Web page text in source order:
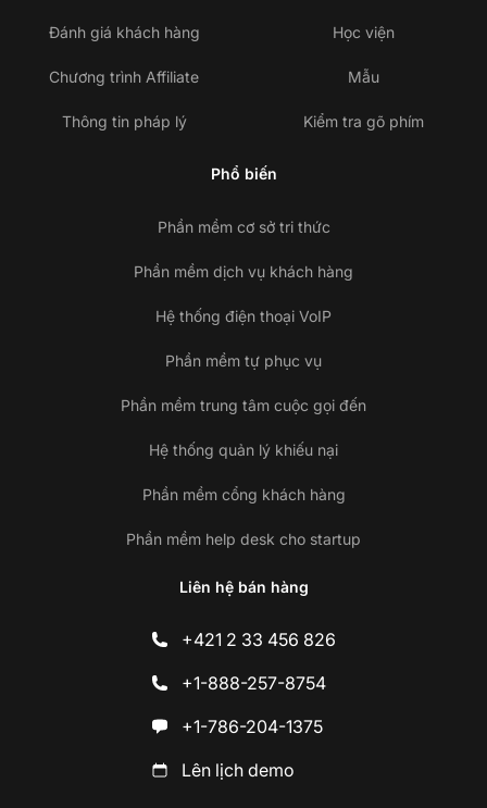
Đánh giá khách hàng
Chương trình Affiliate
Thông tin pháp lý
Học viện
Mẫu
Kiểm tra gõ phím
Phổ biến
Phần mềm cơ sở tri thức
Phần mềm dịch vụ khách hàng
Hệ thống điện thoại VoIP
Phần mềm tự phục vụ
Phần mềm trung tâm cuộc gọi đến
Hệ thống quản lý khiếu nại
Phần mềm cổng khách hàng
Phần mềm help desk cho startup
Liên hệ bán hàng
+421 2 33 456 826
+1-888-257-8754
+1-786-204-1375
Lên lịch demo